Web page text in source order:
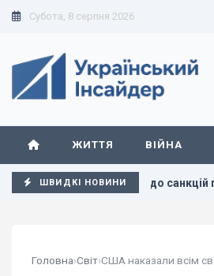
Субота, 8 серпня 2026
ЖИТТЯ ВІЙНА
ШВИДКІ НОВИНИ
щодо санкцій проти РФ
Головна›Світ›